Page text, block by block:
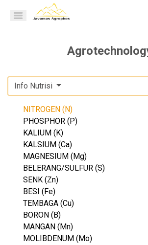
Info Nutrisi
NITROGEN (N)
PHOSPHOR (P)
KALIUM (K)
KALSIUM (Ca)
MAGNESIUM (Mg)
BELERANG/SULFUR (S)
SENK (Zn)
BESI (Fe)
TEMBAGA (Cu)
BORON (B)
MANGAN (Mn)
MOLIBDENUM (Mo)